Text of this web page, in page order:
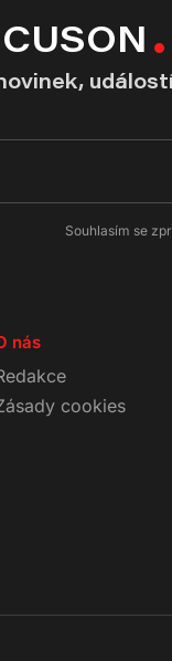
Souhlasím se
nás
cookies